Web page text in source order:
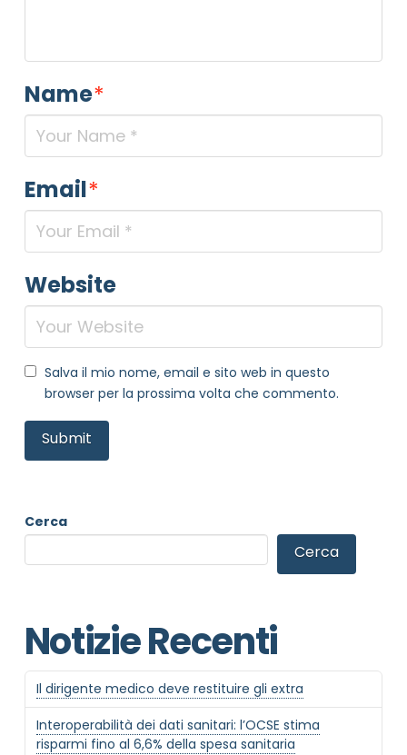
Name*
Email*
Website
Salva il mio nome, email e sito web in questo
browser per la prossima volta che commento.
Cerca
Cerca
Notizie Recenti
Il dirigente medico deve restituire gli extra
Interoperabilità dei dati sanitari: l’OCSE stima
risparmi fino al 6,6% della spesa sanitaria